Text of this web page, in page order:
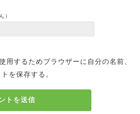
）
用するためブラウザーに自分の名前、
を保存する。